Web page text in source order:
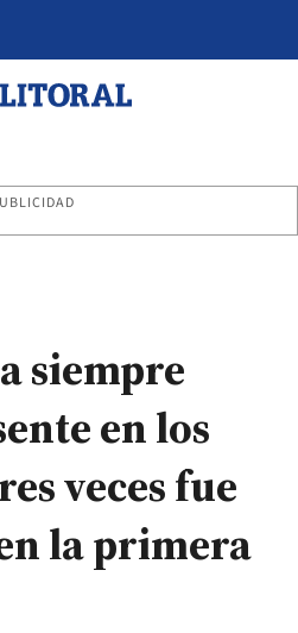
siempre
en los
veces fue
la primera